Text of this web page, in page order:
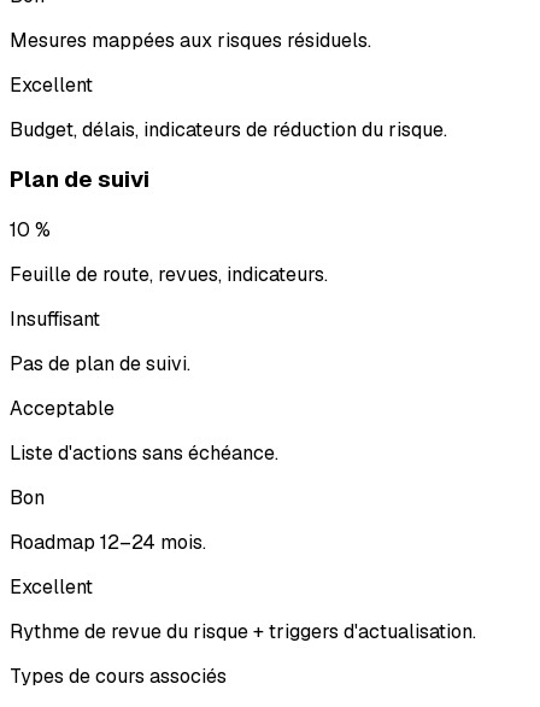
Mesures mappées aux risques résiduels.
Excellent
Budget, délais, indicateurs de réduction du risque.
Plan de suivi
10 %
Feuille de route, revues, indicateurs.
Insuffisant
Pas de plan de suivi.
Acceptable
Liste d'actions sans échéance.
Bon
Roadmap 12–24 mois.
Excellent
Rythme de revue du risque + triggers d'actualisation.
Types de cours associés